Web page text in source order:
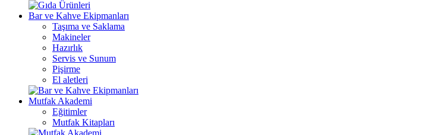
Bar ve Kahve Ekipmanları
Taşıma ve Saklama
Makineler
Hazırlık
Servis ve Sunum
Pişirme
El aletleri
Mutfak Akademi
Eğitimler
Mutfak Kitapları